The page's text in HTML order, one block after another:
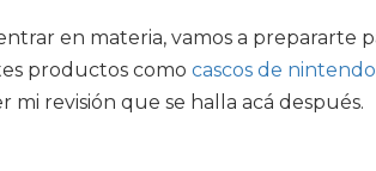
en materia, vamos a prepararte
productos como cascos de
revisión que se halla acá después.